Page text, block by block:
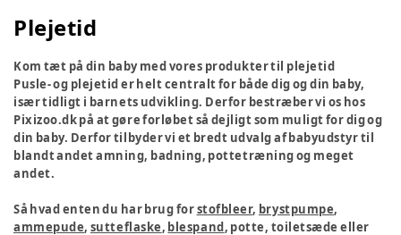
Plejetid
Kom tæt på din baby med vores produkter til plejetid
Pusle- og plejetid er helt centralt for både dig og din baby,
især tidligt i barnets udvikling. Derfor bestræber vi os hos
Pixizoo.dk på at gøre forløbet så dejligt som muligt for dig og
din baby. Derfor tilbyder vi et bredt udvalg af babyudstyr til
blandt andet amning, badning, pottetræning og meget
andet.
Så hvad enten du har brug forstofbleer, brystpumpe,
ammepude, sutteflaske, blespand, potte, toiletsæde eller